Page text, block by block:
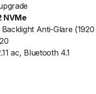
NVMe
Anti-Glare
ac, Bluetooth 4.1